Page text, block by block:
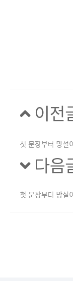
이전
첫 문장부터 망설
다음
첫 문장부터 망설